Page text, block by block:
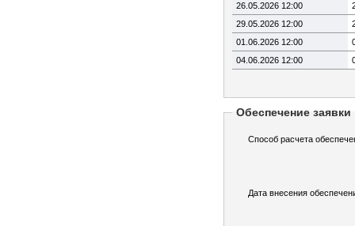
26.05.2026 12:00
29.05.2026 12:00
01.06.2026 12:00
04.06.2026 12:00
Обеспечение заявки
Способ расчета
Дата внесения